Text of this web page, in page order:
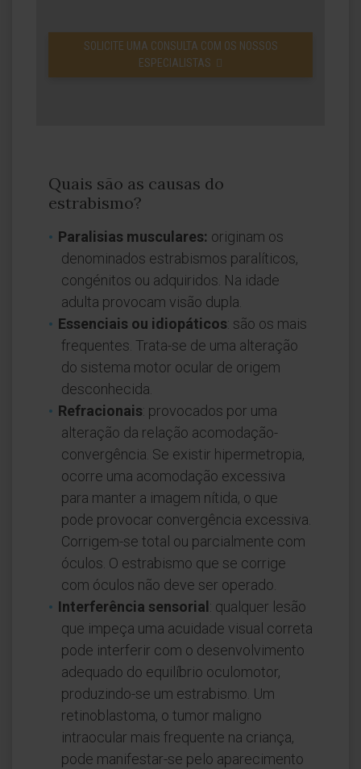
SOLICITE UMA CONSULTA COM OS NOSSOS
ESPECIALISTAS
Quais são as causas do
estrabismo?
Paralisias musculares: originam os
denominados estrabismos paralíticos,
congénitos ou adquiridos. Na idade
adulta provocam visão dupla.
Essenciais ou idiopáticos: são os mais
frequentes. Trata-se de uma alteração
do sistema motor ocular de origem
desconhecida.
Refracionais: provocados por uma
alteração da relação acomodação-
convergência. Se existir hipermetropia,
ocorre uma acomodação excessiva
para manter a imagem nítida, o que
pode provocar convergência excessiva.
Corrigem-se total ou parcialmente com
óculos. O estrabismo que se corrige
com óculos não deve ser operado.
Interferência sensorial : qualquer lesão
que impeça uma acuidade visual correta
pode interferir com o desenvolvimento
adequado do equilíbrio oculomotor,
produzindo-se um estrabismo. Um
retinoblastoma, o tumor maligno
intraocular mais frequente na criança,
pode manifestar-se pelo aparecimento